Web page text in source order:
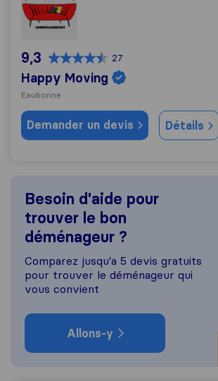
9,3 27
Happy Moving
Eaubonne
Demander un devis Détails
Besoin d'aide pour
trouver le bon
déménageur ?
Comparez jusqu'a 5 devis gratuits
pour trouver le déménageur qui
vous convient
Allons-y